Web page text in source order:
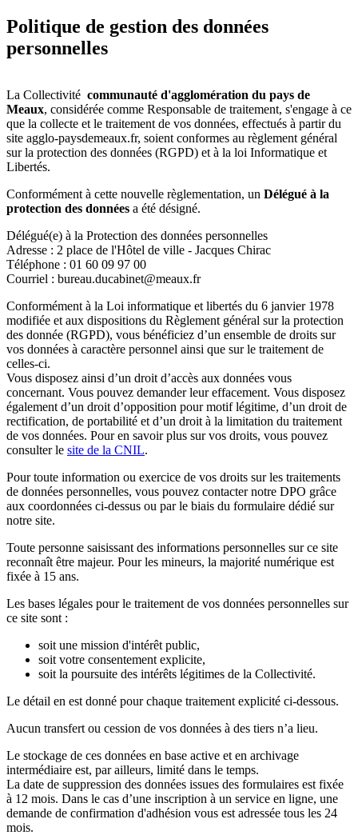
Politique de gestion des données
personnelles
La Collectivité communauté d'agglomération du pays de
Meaux, considérée comme Responsable de traitement, s'engage à ce
que la collecte et le traitement de vos données, effectués à partir du
site agglo-paysdemeaux.fr, soient conformes au règlement général
sur la protection des données (RGPD) et à la loi Informatique et
Libertés.
Conformément à cette nouvelle règlementation, un Délégué à la
protection des données a été désigné.
Délégué(e) à la Protection des données personnelles
Adresse : 2 place de l'Hôtel de ville - Jacques Chirac
Téléphone : 01 60 09 97 00
Courriel : bureau.ducabinet@meaux.fr
Conformément à la Loi informatique et libertés du 6 janvier 1978
modifiée et aux dispositions du Règlement général sur la protection
des donnée (RGPD), vous bénéficiez d’un ensemble de droits sur
vos données à caractère personnel ainsi que sur le traitement de
celles-ci.
Vous disposez ainsi d’un droit d’accès aux données vous
concernant. Vous pouvez demander leur effacement. Vous disposez
également d’un droit d’opposition pour motif légitime, d’un droit de
rectification, de portabilité et d’un droit à la limitation du traitement
de vos données. Pour en savoir plus sur vos droits, vous pouvez
consulter le site de la CNIL.
Pour toute information ou exercice de vos droits sur les traitements
de données personnelles, vous pouvez contacter notre DPO grâce
aux coordonnées ci-dessus ou par le biais du formulaire dédié sur
notre site.
Toute personne saisissant des informations personnelles sur ce site
reconnaît être majeur. Pour les mineurs, la majorité numérique est
fixée à 15 ans.
Les bases légales pour le traitement de vos données personnelles sur
ce site sont :
soit une mission d'intérêt public,
soit votre consentement explicite,
soit la poursuite des intérêts légitimes de la Collectivité.
Le détail en est donné pour chaque traitement explicité ci-dessous.
Aucun transfert ou cession de vos données à des tiers n’a lieu.
Le stockage de ces données en base active et en archivage
intermédiaire est, par ailleurs, limité dans le temps.
La date de suppression des données issues des formulaires est fixée
à 12 mois. Dans le cas d’une inscription à un service en ligne, une
demande de confirmation d'adhésion vous est adressée tous les 24
mois.